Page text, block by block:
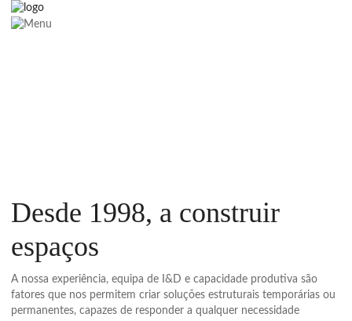
Desde 1998, a construir
espaços
A nossa experiência, equipa de I&D e capacidade produtiva são
fatores que nos permitem criar soluções estruturais temporárias ou
permanentes, capazes de responder a qualquer necessidade